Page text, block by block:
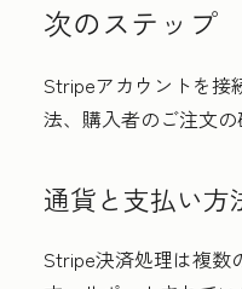
次のステップ
Stripeアカウントを接
法、購入者のご注文の
通貨と支払い方
Stripe決済処理は複数